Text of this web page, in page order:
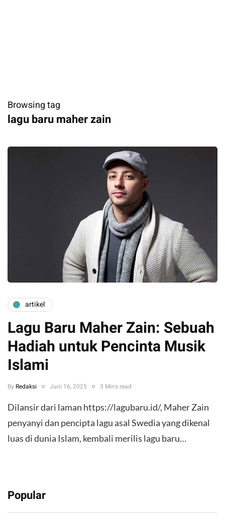
Browsing tag
lagu baru maher zain
artikel
Lagu Baru Maher Zain: Sebuah
Hadiah untuk Pencinta Musik
Islami
By Redaksi Juni 16, 2025 3 Mins read
Dilansir dari laman https://lagubaru.id/, Maher Zain
penyanyi dan pencipta lagu asal Swedia yang dikenal
luas di dunia Islam, kembali merilis lagu baru…
Popular